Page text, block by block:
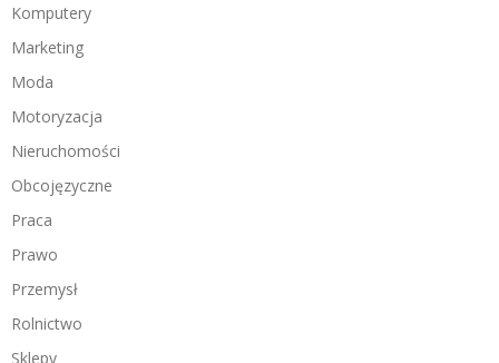
Komputery
Marketing
Moda
Motoryzacja
Nieruchomości
Obcojęzyczne
Praca
Prawo
Przemysł
Rolnictwo
Sklepy